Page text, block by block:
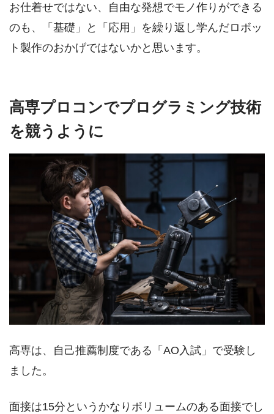
お仕着せではない、自由な発想でモノ作りができる
のも、「基礎」と「応用」を繰り返し学んだロボッ
ト製作のおかげではないかと思います。
高専プロコンでプログラミング技術
を競うように
高専は、自己推薦制度である「AO入試」で受験し
ました。
面接は15分というかなりボリュームのある面接でし